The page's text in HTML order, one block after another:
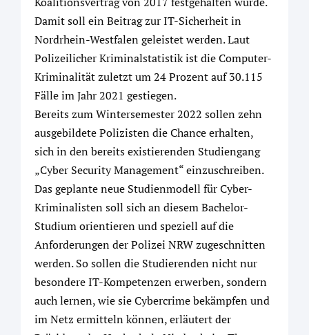
Damit soll ein Beitrag zur IT-Sicherheit in
Nordrhein-Westfalen geleistet werden. Laut
Polizeilicher Kriminalstatistik ist die Computer-
Kriminalität zuletzt um 24 Prozent auf 30.115
Fälle im Jahr 2021 gestiegen.
Bereits zum Wintersemester 2022 sollen zehn
ausgebildete Polizisten die Chance erhalten,
sich in den bereits existierenden Studiengang
„Cyber Security Management“ einzuschreiben.
Das geplante neue Studienmodell für Cyber-
Kriminalisten soll sich an diesem Bachelor-
Studium orientieren und speziell auf die
Anforderungen der Polizei NRW zugeschnitten
werden. So sollen die Studierenden nicht nur
besondere IT-Kompetenzen erwerben, sondern
auch lernen, wie sie Cybercrime bekämpfen und
im Netz ermitteln können, erläutert der